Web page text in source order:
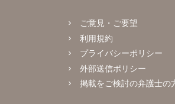
ご意見・ご要望
利用規約
プライバシーポリシー
外部送信ポリシー
掲載をご検討の弁護士の